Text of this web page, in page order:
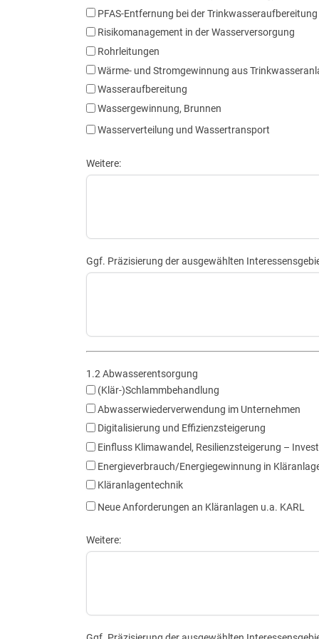
PFAS-Entfernung bei der Trinkwasseraufbereitung
Risikomanagement in der Wasserversorgung
Rohrleitungen
Wärme- und Stromgewinnung aus
Wasseraufbereitung
Wassergewinnung, Brunnen
Wasserverteilung und Wassertransport
Weitere:
Ggf. Präzisierung der ausgewählten
1.2 Abwasserentsorgung
(Klär-)Schlammbehandlung
Abwasserwiederverwendung im Unternehmen
Digitalisierung und Effizienzsteigerung
Einfluss Klimawandel, Resilienzsteigerung –
Energieverbrauch/Energiegewinnung in
Kläranlagentechnik
Neue Anforderungen an Kläranlagen u.a. KARL
Weitere: